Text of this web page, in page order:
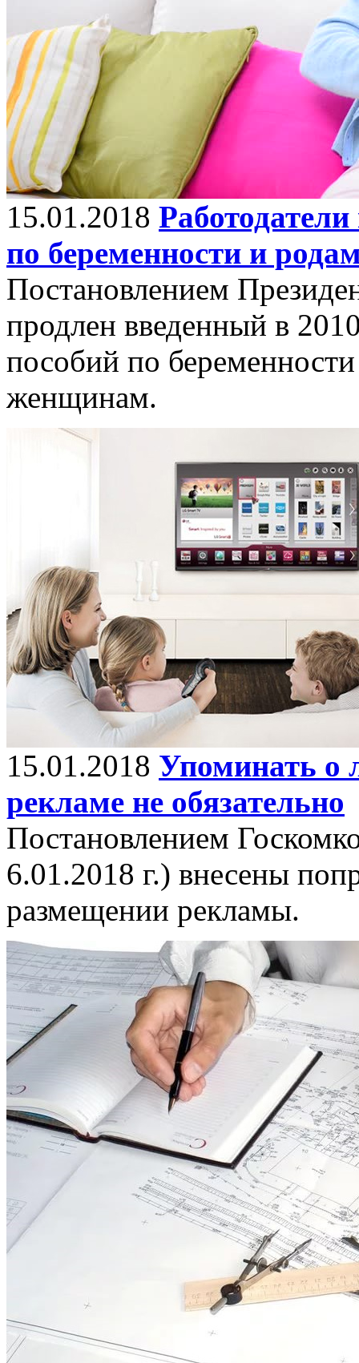
15.01.2018
по беременности и
Постановлением
продлен введенный в
пособий по
женщинам.
15.01.2018 Упоминать о
рекламе не обязательно
Постановлением
6.01.2018 г.) внесены
размещении рекламы.